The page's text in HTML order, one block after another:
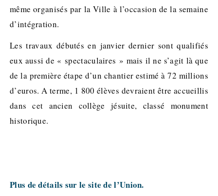
même organisés par la Ville à l’occasion de la semaine
d’intégration.
Les travaux débutés en janvier dernier sont qualifiés
eux aussi de « spectaculaires » mais il ne s’agit là que
de la première étape d’un chantier estimé à 72 millions
d’euros. A terme, 1 800 élèves devraient être accueillis
dans cet ancien collège jésuite, classé monument
historique.
Plus de détails sur le site de l’Union.